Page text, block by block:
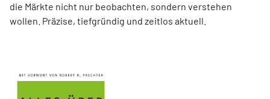
die Märkte nicht nur beobachten, sondern verstehen
wollen. Präzise, tiefgründig und zeitlos aktuell.